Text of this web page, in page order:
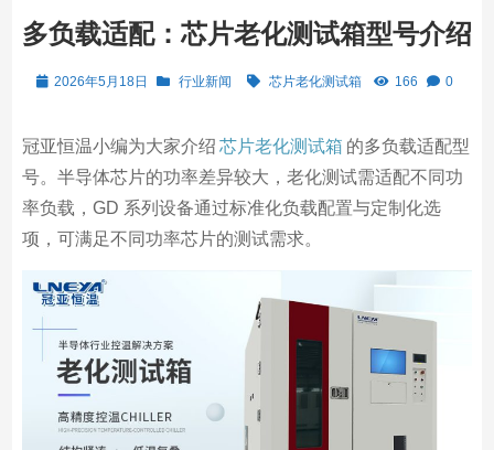
多负载适配：芯片老化测试箱型号介绍
2026年5月18日 行业新闻 芯片老化测试箱 166 0
冠亚恒温小编为大家介绍 芯片老化测试箱 的多负载适配型
号。半导体芯片的功率差异较大，老化测试需适配不同功
率负载，GD 系列设备通过标准化负载配置与定制化选
项，可满足不同功率芯片的测试需求。